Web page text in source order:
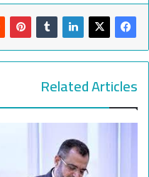
Related Articles